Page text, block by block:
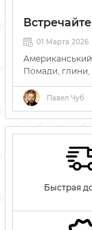
01 Марта 2026
Помади, глини,
замовлення.
Павел Чуб
Быстрая